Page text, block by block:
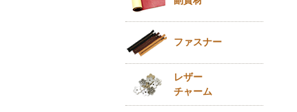
ファスナー
レザー
チャーム